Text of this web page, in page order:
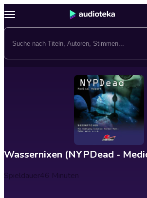
Wassernixen (NYPDead -
Spieldauer46 Minuten